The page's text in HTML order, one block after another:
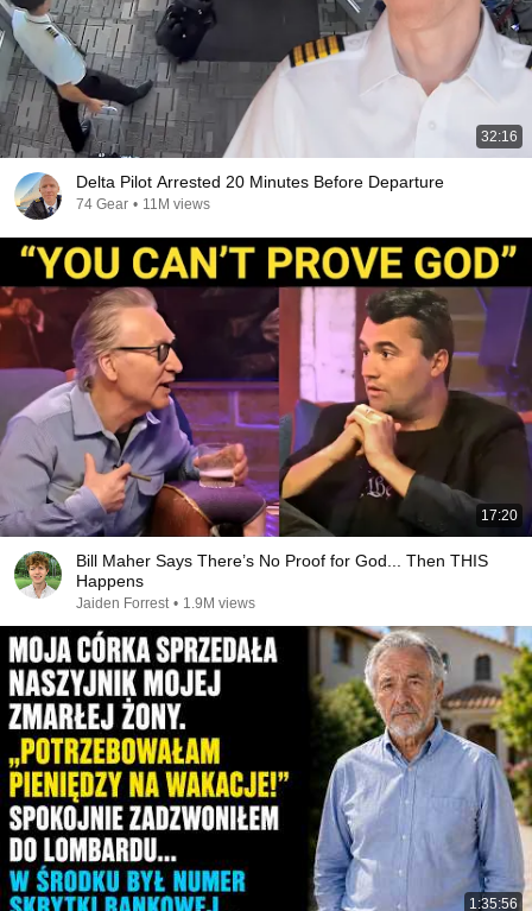
32:16
Delta Pilot Arrested 20 Minutes Before Departure
74 Gear • 11M views
17:20
Bill Maher Says There’s No Proof for God... Then THIS
Happens
Jaiden Forrest • 1.9M views
1:35:56